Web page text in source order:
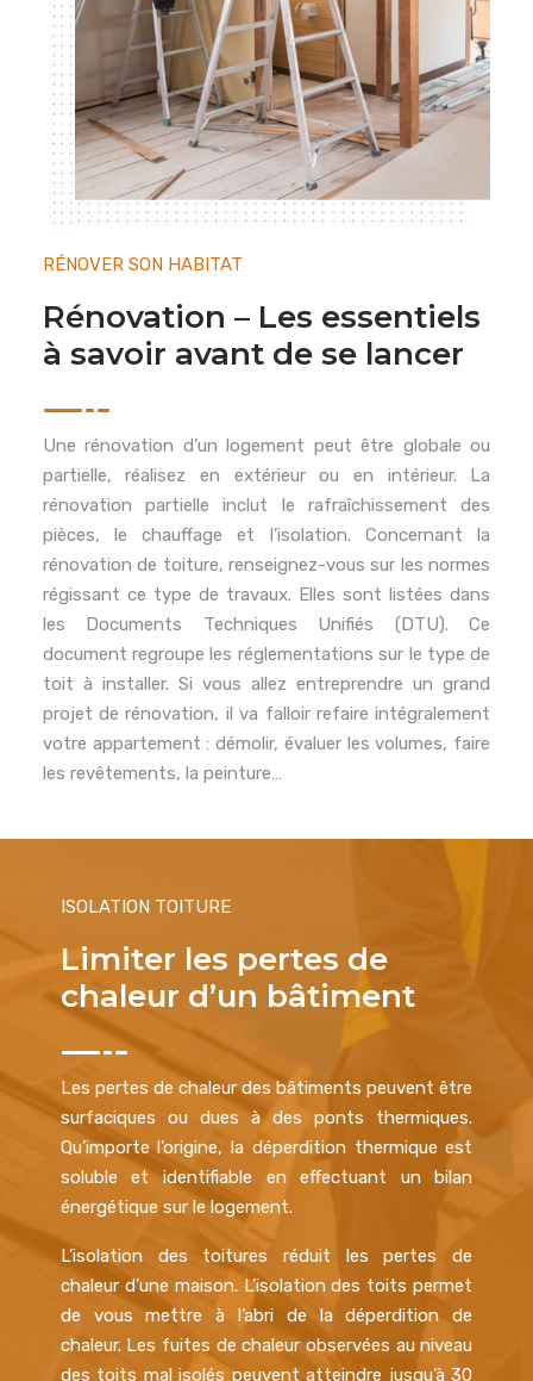
RÉNOVER SON HABITAT
Rénovation – Les essentiels
à savoir avant de se lancer
Une rénovation d’un logement peut être globale ou
partielle, réalisez en extérieur ou en intérieur. La
rénovation partielle inclut le rafraîchissement des
pièces, le chauffage et l’isolation. Concernant la
rénovation de toiture, renseignez-vous sur les normes
régissant ce type de travaux. Elles sont listées dans
les Documents Techniques Unifiés (DTU). Ce
document regroupe les réglementations sur le type de
toit à installer. Si vous allez entreprendre un grand
projet de rénovation, il va falloir refaire intégralement
votre appartement : démolir, évaluer les volumes, faire
les revêtements, la peinture…
ISOLATION TOITURE
Limiter les pertes de
chaleur d’un bâtiment
Les pertes de chaleur des bâtiments peuvent être
surfaciques ou dues à des ponts thermiques.
Qu’importe l’origine, la déperdition thermique est
soluble et identifiable en effectuant un bilan
énergétique sur le logement.
L’isolation des toitures réduit les pertes de
chaleur d’une maison. L’isolation des toits permet
de vous mettre à l’abri de la déperdition de
chaleur. Les fuites de chaleur observées au niveau
des toits mal isolés peuvent atteindre jusqu’à 30